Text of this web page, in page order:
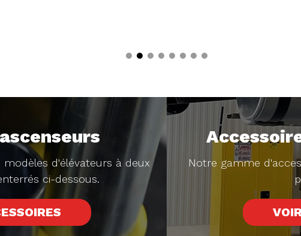
d'élévateurs à deux
ci-dessous.
Notre gamme